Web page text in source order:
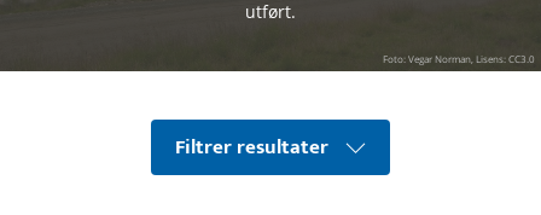
utført.
Foto: Vegar Norman, Lisens: CC3.0
Filtrer resultater